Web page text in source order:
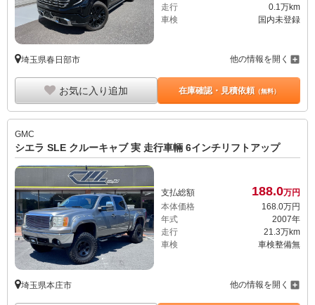
走行
0.1万km
車検
国内未登録
埼玉県春日部市 他の情報を開く
お気に入り追加 在庫確認・見積依頼（無料）
GMC
シエラ SLE クルーキャブ 実 走行車輛 6インチリフトアップ
支払総額 188.0万円
本体価格
168.0万円
年式
2007年
走行
21.3万km
車検
車検整備無
埼玉県本庄市 他の情報を開く